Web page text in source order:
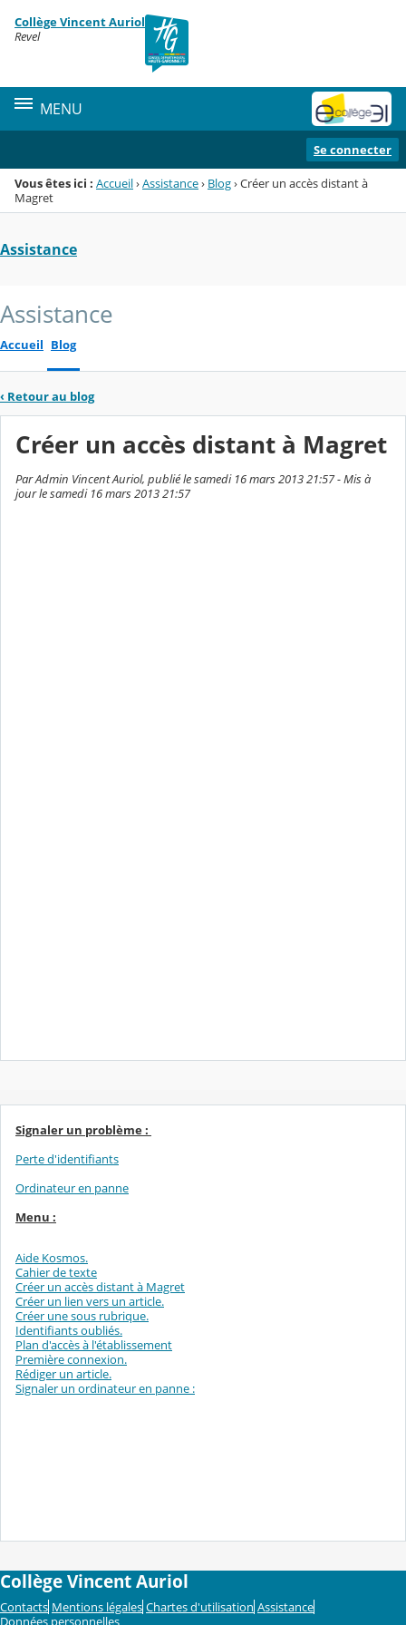
Menu de la rubrique
Contenu
Collège Vincent Auriol
Revel
MENU
Se connecter
Vous êtes ici : Accueil›Assistance› Blog›Créer un accès distant à
Magret
Assistance
Assistance
Accueil Blog
‹ Retour au blog
Créer un accès distant à Magret
Par Admin Vincent Auriol, publié le samedi 16 mars 2013 21:57 - Mis à
jour le samedi 16 mars 2013 21:57
Signaler un problème :
Perte d'identifiants
Ordinateur en panne
Menu :
Aide Kosmos.
Cahier de texte
Créer un accès distant à Magret
Créer un lien vers un article.
Créer une sous rubrique.
Identifiants oubliés.
Plan d'accès à l'établissement
Première connexion.
Rédiger un article.
Signaler un ordinateur en panne :
Collège Vincent Auriol
Contacts Mentions légales Chartes d'utilisation Assistance
Données personnelles